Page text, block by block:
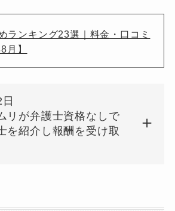
ランキング23選｜料金・口コミ
月】
リが弁護士資格なしで
を紹介し報酬を受け取